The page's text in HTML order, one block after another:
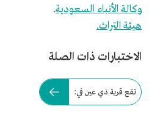
وكالة الأنباء السعودية.
هيئة التراث.
الاختبارات ذات الصلة
تقع قرية ذي عين في: